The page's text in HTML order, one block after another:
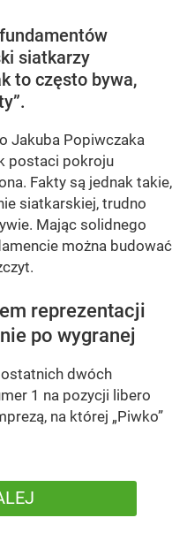
siatkarzy
to często bywa,
Jakuba Popiwczaka
postaci pokroju
Fakty są jednak takie,
siatkarskiej, trudno
Mając solidnego
można budować
reprezentacji
po wygranej
dwóch
1 na pozycji libero
na której „Piwko”